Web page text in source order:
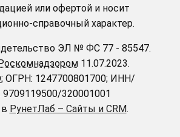
или офертой и носит
справочный характер.
ЭЛ № ФС 77 - 85547.
Роскомнадзором11.07.2023.
; ОГРН: 1247700801700; ИНН/
320001001
РунетЛаб – Сайты и CRM.